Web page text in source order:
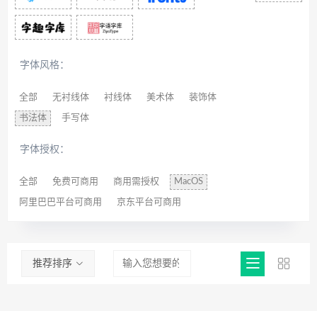
字体风格：
全部 无衬线体 衬线体 美术体 装饰体
书法体 手写体
字体授权：
全部 免费可商用 商用需授权 MacOS
阿里巴巴平台可商用 京东平台可商用
推荐排序